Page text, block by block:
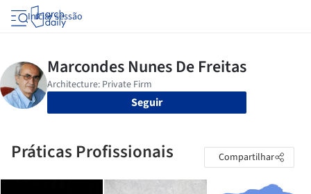
Iniciar sessão
Seguir
Práticas Profissionais Compartilhar